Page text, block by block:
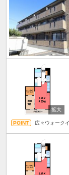
広々ウォーク